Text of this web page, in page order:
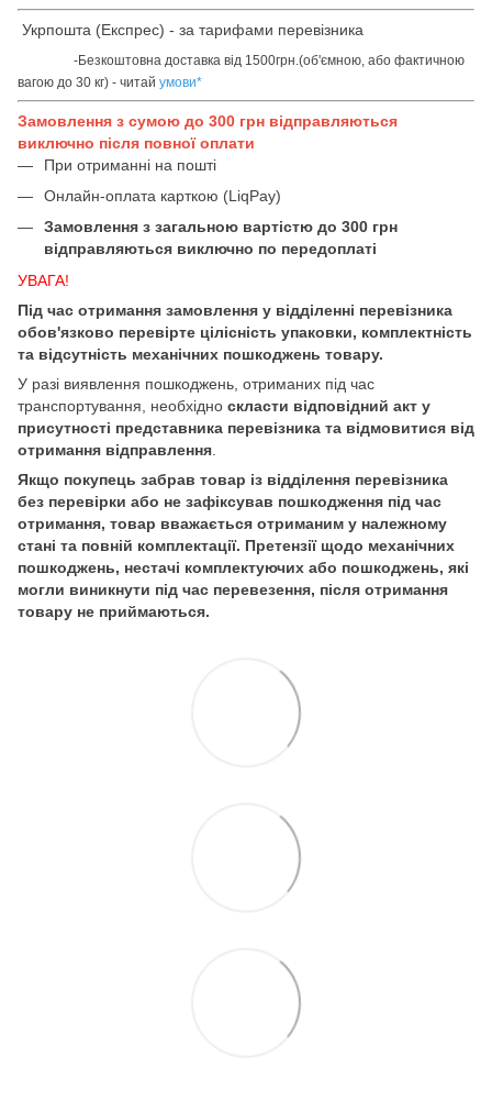
Укрпошта (Експрес) - за тарифами перевізника
-Безкоштовна доставка від 1500грн.(об'ємною, або фактичною
вагою до 30 кг) - читай умови*
Замовлення з сумою до 300 грн відправляються
виключно після повної оплати
При отриманні на пошті
Онлайн-оплата карткою (LiqPay)
Замовлення з загальною вартістю до 300 грн
відправляються виключно по передоплаті
УВАГА!
Під час отримання замовлення у відділенні перевізника
обов'язково перевірте цілісність упаковки, комплектність
та відсутність механічних пошкоджень товару.
У разі виявлення пошкоджень, отриманих під час
транспортування, необхідно скласти відповідний акт у
присутності представника перевізника та відмовитися від
отримання відправлення
Якщо покупець забрав товар із відділення перевізника
без перевірки або не зафіксував пошкодження під час
отримання, товар вважається отриманим у належному
стані та повній комплектації. Претензії щодо механічних
пошкоджень, нестачі комплектуючих або пошкоджень, які
могли виникнути під час перевезення, після отримання
товару не приймаються.